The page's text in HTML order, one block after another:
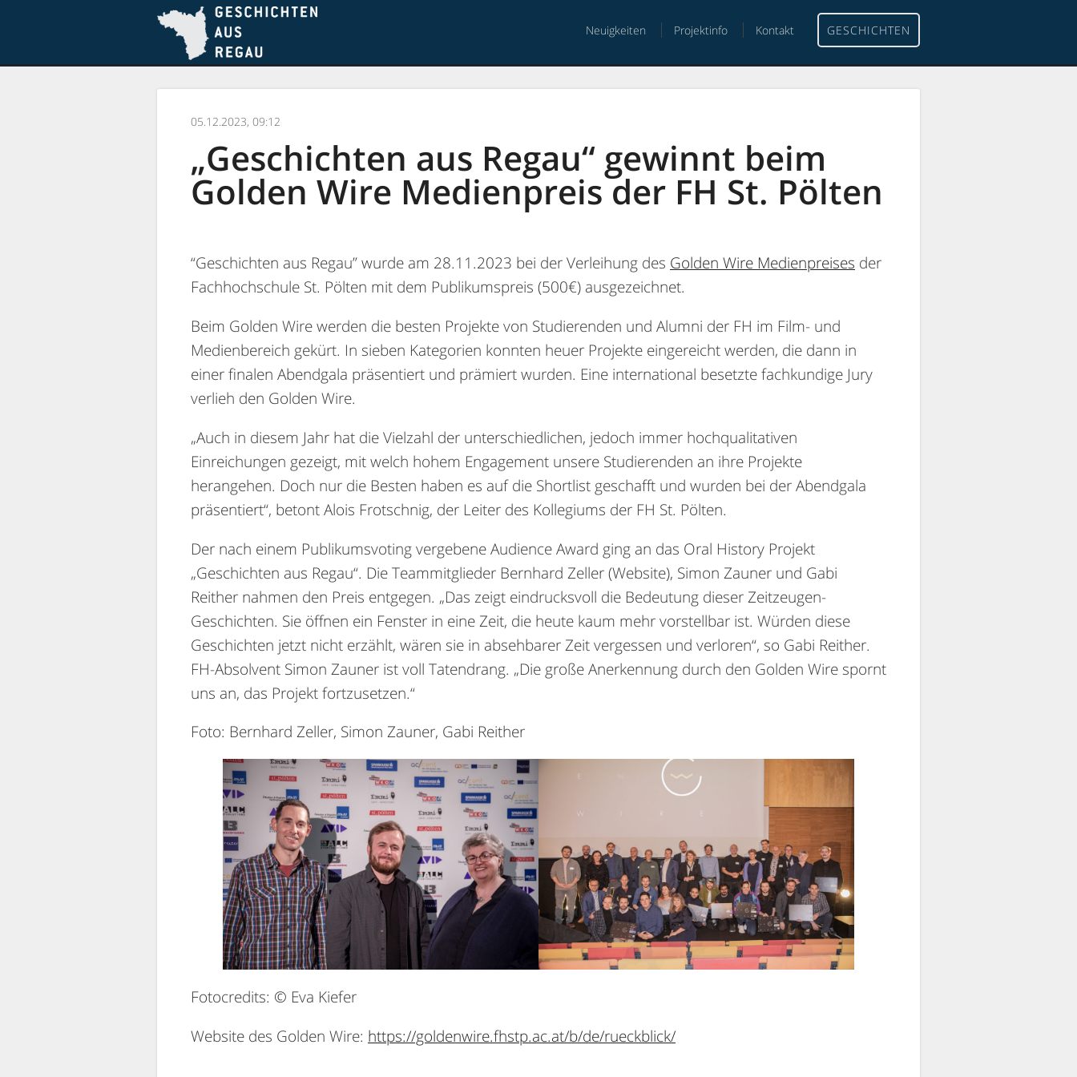
content
menu
Neuigkeiten Projektinfo Kontakt GESCHICHTEN
05.12.2023, 09:12
„Geschichten aus Regau“ gewinnt beim
Golden Wire Medienpreis der FH St. Pölten
“Geschichten aus Regau” wurde am 28.11.2023 bei der Verleihung des Golden Wire Medienpreises der
Fachhochschule St. Pölten mit dem Publikumspreis (500€) ausgezeichnet.
Beim Golden Wire werden die besten Projekte von Studierenden und Alumni der FH im Film- und
Medienbereich gekürt. In sieben Kategorien konnten heuer Projekte eingereicht werden, die dann in
einer finalen Abendgala präsentiert und prämiert wurden. Eine international besetzte fachkundige Jury
verlieh den Golden Wire.
„Auch in diesem Jahr hat die Vielzahl der unterschiedlichen, jedoch immer hochqualitativen
Einreichungen gezeigt, mit welch hohem Engagement unsere Studierenden an ihre Projekte
herangehen. Doch nur die Besten haben es auf die Shortlist geschafft und wurden bei der Abendgala
präsentiert“, betont Alois Frotschnig, der Leiter des Kollegiums der FH St. Pölten.
Der nach einem Publikumsvoting vergebene Audience Award ging an das Oral History Projekt
„Geschichten aus Regau“. Die Teammitglieder Bernhard Zeller (Website), Simon Zauner und Gabi
Reither nahmen den Preis entgegen. „Das zeigt eindrucksvoll die Bedeutung dieser Zeitzeugen-
Geschichten. Sie öffnen ein Fenster in eine Zeit, die heute kaum mehr vorstellbar ist. Würden diese
Geschichten jetzt nicht erzählt, wären sie in absehbarer Zeit vergessen und verloren“, so Gabi Reither.
FH-Absolvent Simon Zauner ist voll Tatendrang. „Die große Anerkennung durch den Golden Wire spornt
uns an, das Projekt fortzusetzen.“
Foto: Bernhard Zeller, Simon Zauner, Gabi Reither
Fotocredits: © Eva Kiefer
Website des Golden Wire: https://goldenwire.fhstp.ac.at/b/de/rueckblick/